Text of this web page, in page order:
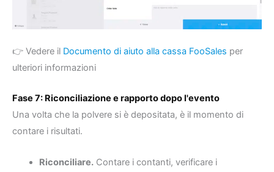
👉 Vedere il Documento di aiuto alla cassa FooSales per
ulteriori informazioni
Fase 7: Riconciliazione e rapporto dopo l'evento
Una volta che la polvere si è depositata, è il momento di
contare i risultati.
Riconciliare.Contare i contanti, verificare i